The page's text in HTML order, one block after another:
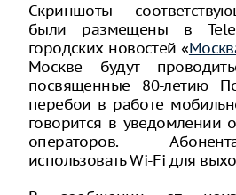
Скриншоты
были размещены в
городских новостей «
Москве будут
посвященные 80-летию
перебои в работе
говорится в уведомлении
операторов.
использовать Wi-Fi для